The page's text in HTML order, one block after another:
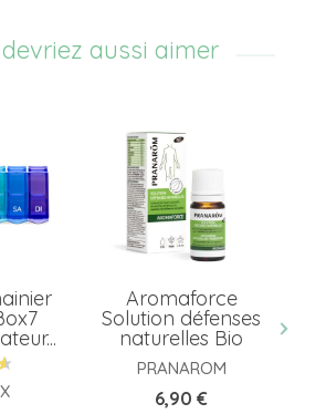
aussi aimer
Aromaforce
Solution défenses
naturelles Bio
PRANAROM
Prix
6,90 €